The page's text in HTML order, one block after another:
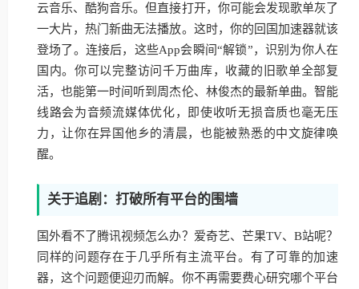
云音乐、酷狗音乐。但直接打开，你可能会发现歌单灰了
一大片，热门新曲无法播放。这时，你的回国加速器就该
登场了。连接后，这些App会瞬间“解锁”，识别为你人在
国内。你可以完整访问千万曲库，收藏的旧歌单全部复
活，也能第一时间听到周杰伦、林俊杰的最新单曲。智能
线路会为音频流媒体优化，即使收听无损音质也毫无压
力，让你在异国他乡的清晨，也能被熟悉的中文旋律唤
醒。
关于追剧：打破所有平台的围墙
国外看不了腾讯视频怎么办？爱奇艺、芒果TV、B站呢？
同样的问题存在于几乎所有主流平台。有了可靠的加速
器，这个问题便迎刃而解。你不再需要费心研究哪个平台